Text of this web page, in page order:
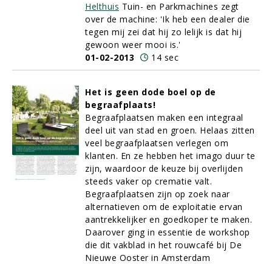
Helthuis Tuin- en Parkmachines zegt
over de machine: 'Ik heb een dealer die
tegen mij zei dat hij zo lelijk is dat hij
gewoon weer mooi is.'
01-02-2013
14 sec
Het is geen dode boel op de
begraafplaats!
Begraafplaatsen maken een integraal
deel uit van stad en groen. Helaas zitten
veel begraafplaatsen verlegen om
klanten. En ze hebben het imago duur te
zijn, waardoor de keuze bij overlijden
steeds vaker op crematie valt.
Begraafplaatsen zijn op zoek naar
alternatieven om de exploitatie ervan
aantrekkelijker en goedkoper te maken.
Daarover ging in essentie de workshop
die dit vakblad in het rouwcafé bij De
Nieuwe Ooster in Amsterdam